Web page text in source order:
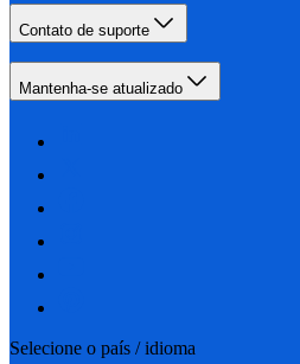
Contato de suporte
Mantenha-se atualizado
Selecione o país / idioma